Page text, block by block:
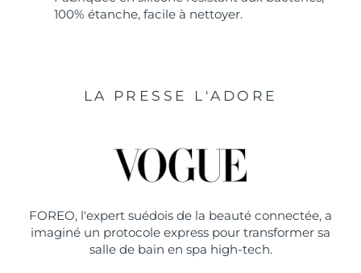
100% étanche, facile à nettoyer.
LA PRESSE L'ADORE
FOREO, l'expert suédois de la beauté connectée, a
imaginé un protocole express pour transformer sa
salle de bain en spa high-tech.